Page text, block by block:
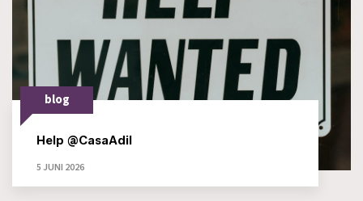
blog
Help @CasaAdil
5 JUNI 2026